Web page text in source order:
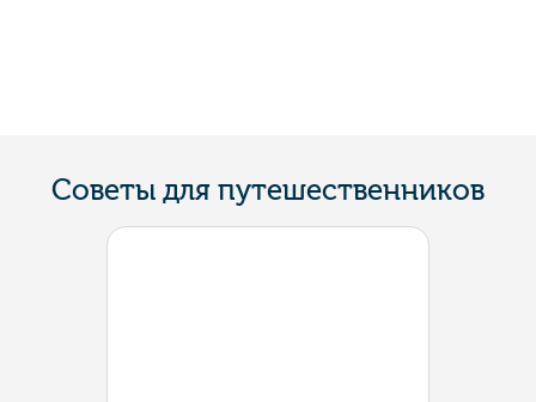
Советы для путешественников